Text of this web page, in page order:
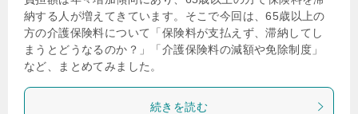
納する人が増えてきています。そこで今回は、65歳以上の
方の介護保険料について「保険料が支払えず、滞納してし
まうとどうなるのか？」「介護保険料の減額や免除制度」
など、まとめてみました。
続きを読む